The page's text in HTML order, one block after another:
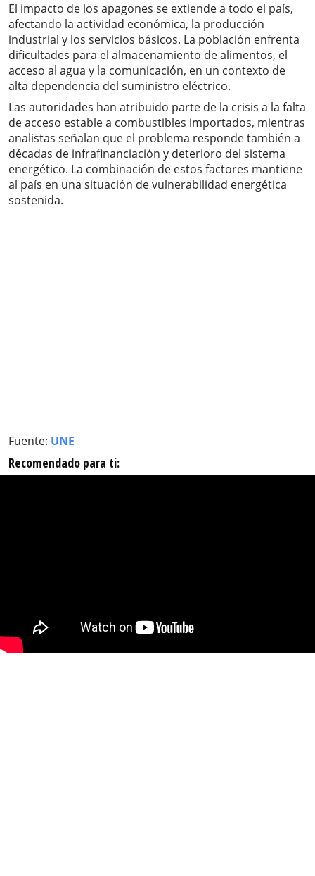
El impacto de los apagones se extiende a todo el país,
afectando la actividad económica, la producción
industrial y los servicios básicos. La población enfrenta
dificultades para el almacenamiento de alimentos, el
acceso al agua y la comunicación, en un contexto de
alta dependencia del suministro eléctrico.
Las autoridades han atribuido parte de la crisis a la falta
de acceso estable a combustibles importados, mientras
analistas señalan que el problema responde también a
décadas de infrafinanciación y deterioro del sistema
energético. La combinación de estos factores mantiene
al país en una situación de vulnerabilidad energética
sostenida.
Fuente: UNE
Recomendado para ti: